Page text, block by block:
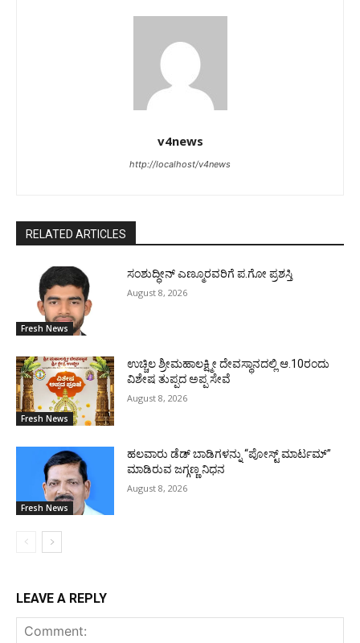
v4news
http://localhost/v4news
RELATED ARTICLES
Fresh News
ಸಂಶುದ್ಧೀನ್ ಎಣ್ಮೂರವರಿಗೆ ಪ.ಗೋ ಪ್ರಶಸ್ತಿ
August 8, 2026
Fresh News
ಉಚ್ಚಿಲ ಶ್ರೀಮಹಾಲಕ್ಷ್ಮೀ ದೇವಸ್ಥಾನದಲ್ಲಿ ಆ.10ರಂದು
ವಿಶೇಷ ತುಪ್ಪದ ಅಪ್ಪ ಸೇವೆ
August 8, 2026
Fresh News
ಹಲವಾರು ಡೆಡ್ ಬಾಡಿಗಳನ್ನು “ಪೋಸ್ಟ್ ಮಾರ್ಟಮ್”
ಮಾಡಿರುವ ಜಗ್ಗಣ್ಣ ನಿಧನ
August 8, 2026
LEAVE A REPLY